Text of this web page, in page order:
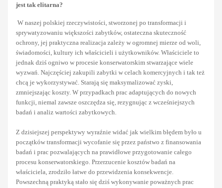
jest tak elitarna?
W naszej polskiej rzeczywistości, stworzonej po transformacji i
sprywatyzowaniu większości zabytków, ostateczna skuteczność
ochrony, jej praktyczna realizacja zależy w ogromnej mierze od woli,
świadomości, kultury ich właścicieli i użytkowników. Właściciele to
jednak dziś ogniwo w procesie konserwatorskim stwarzające wiele
wyzwań. Najczęściej zakupili zabytki w celach komercyjnych i tak też
chcą je wykorzystywać. Starają się maksymalizować zyski,
zmniejszając koszty. W przypadkach prac adaptujących do nowych
funkcji, niemal zawsze oszczędza się, rezygnując z wcześniejszych
badań i analiz wartości zabytkowych.
Z dzisiejszej perspektywy wyraźnie widać jak wielkim błędem było u
początków transformacji wycofanie się przez państwo z finansowania
badań i prac pozwalających na prawidłowe przygotowanie całego
procesu konserwatorskiego. Przerzucenie kosztów badań na
właściciela, zrodziło łatwe do przewidzenia konsekwencje.
Powszechną praktyką stało się dziś wykonywanie poważnych prac